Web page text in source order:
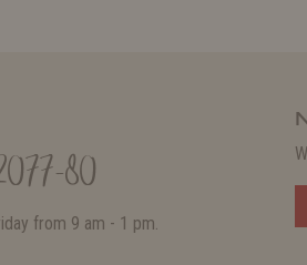
80
from 9 am - 1 pm.